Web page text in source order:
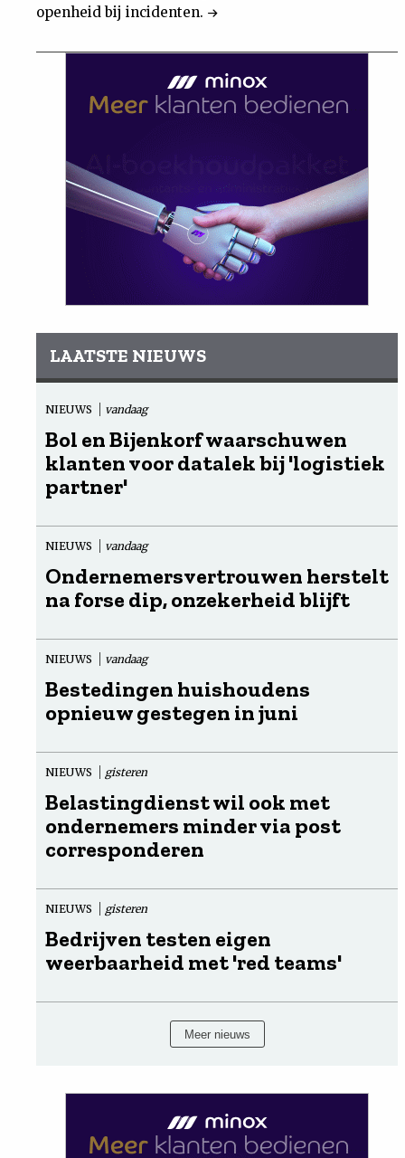
openheid bij incidenten.
LAATSTE NIEUWS
NIEUWS vandaag
Bol en Bijenkorf waarschuwen
klanten voor datalek bij 'logistiek
partner'
NIEUWS vandaag
Ondernemersvertrouwen herstelt
na forse dip, onzekerheid blijft
NIEUWS vandaag
Bestedingen huishoudens
opnieuw gestegen in juni
NIEUWS gisteren
Belastingdienst wil ook met
ondernemers minder via post
corresponderen
NIEUWS gisteren
Bedrijven testen eigen
weerbaarheid met 'red teams'
Meer nieuws